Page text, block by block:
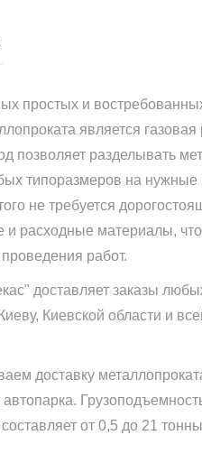
простых и
является газовая
позволяет разделывать
типоразмеров на нужные
не требуется
и расходные материалы,
работ.
доставляет заказы
Киевской области и
доставку
автопарка.
от 0,5 до 21